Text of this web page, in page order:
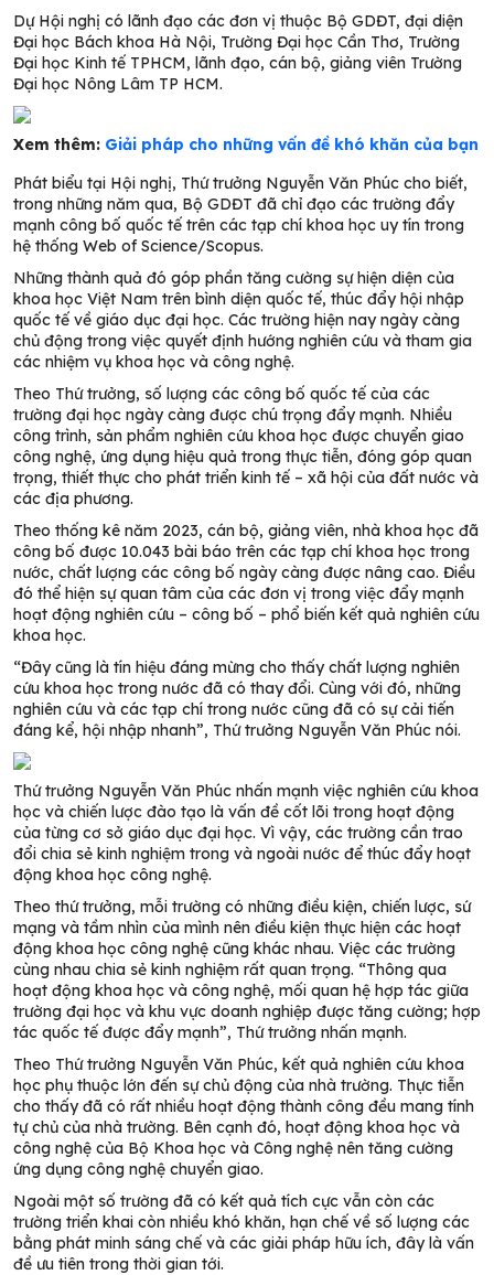
Dự Hội nghị có lãnh đạo các đơn vị thuộc Bộ GDĐT, đại diện
Đại học Bách khoa Hà Nội, Trường Đại học Cần Thơ, Trường
Đại học Kinh tế TPHCM, lãnh đạo, cán bộ, giảng viên Trường
Đại học Nông Lâm TP HCM.
Xem thêm: Giải pháp cho những vấn đề khó khăn của bạn
Phát biểu tại Hội nghị, Thứ trưởng Nguyễn Văn Phúc cho biết,
trong những năm qua, Bộ GDĐT đã chỉ đạo các trường đẩy
mạnh công bố quốc tế trên các tạp chí khoa học uy tín trong
hệ thống Web of Science/Scopus.
Những thành quả đó góp phần tăng cường sự hiện diện của
khoa học Việt Nam trên bình diện quốc tế, thúc đẩy hội nhập
quốc tế về giáo dục đại học. Các trường hiện nay ngày càng
chủ động trong việc quyết định hướng nghiên cứu và tham gia
các nhiệm vụ khoa học và công nghệ.
Theo Thứ trưởng, số lượng các công bố quốc tế của các
trường đại học ngày càng được chú trọng đẩy mạnh. Nhiều
công trình, sản phẩm nghiên cứu khoa học được chuyển giao
công nghệ, ứng dụng hiệu quả trong thực tiễn, đóng góp quan
trọng, thiết thực cho phát triển kinh tế – xã hội của đất nước và
các địa phương.
Theo thống kê năm 2023, cán bộ, giảng viên, nhà khoa học đã
công bố được 10.043 bài báo trên các tạp chí khoa học trong
nước, chất lượng các công bố ngày càng được nâng cao. Điều
đó thể hiện sự quan tâm của các đơn vị trong việc đẩy mạnh
hoạt động nghiên cứu – công bố – phổ biến kết quả nghiên cứu
khoa học.
“Đây cũng là tín hiệu đáng mừng cho thấy chất lượng nghiên
cứu khoa học trong nước đã có thay đổi. Cùng với đó, những
nghiên cứu và các tạp chí trong nước cũng đã có sự cải tiến
đáng kể, hội nhập nhanh”, Thứ trưởng Nguyễn Văn Phúc nói.
Thứ trưởng Nguyễn Văn Phúc nhấn mạnh việc nghiên cứu khoa
học và chiến lược đào tạo là vấn đề cốt lõi trong hoạt động
của từng cơ sở giáo dục đại học. Vì vậy, các trường cần trao
đổi chia sẻ kinh nghiệm trong và ngoài nước để thúc đẩy hoạt
động khoa học công nghệ.
Theo thứ trưởng, mỗi trường có những điều kiện, chiến lược, sứ
mạng và tầm nhìn của mình nên điều kiện thực hiện các hoạt
động khoa học công nghệ cũng khác nhau. Việc các trường
cùng nhau chia sẻ kinh nghiệm rất quan trọng. “Thông qua
hoạt động khoa học và công nghệ, mối quan hệ hợp tác giữa
trường đại học và khu vực doanh nghiệp được tăng cường; hợp
tác quốc tế được đẩy mạnh”, Thứ trưởng nhấn mạnh.
Theo Thứ trưởng Nguyễn Văn Phúc, kết quả nghiên cứu khoa
học phụ thuộc lớn đến sự chủ động của nhà trường. Thực tiễn
cho thấy đã có rất nhiều hoạt động thành công đều mang tính
tự chủ của nhà trường. Bên cạnh đó, hoạt động khoa học và
công nghệ của Bộ Khoa học và Công nghệ nên tăng cường
ứng dụng công nghệ chuyển giao.
Ngoài một số trường đã có kết quả tích cực vẫn còn các
trường triển khai còn nhiều khó khăn, hạn chế về số lượng các
bằng phát minh sáng chế và các giải pháp hữu ích, đây là vấn
đề ưu tiên trong thời gian tới.